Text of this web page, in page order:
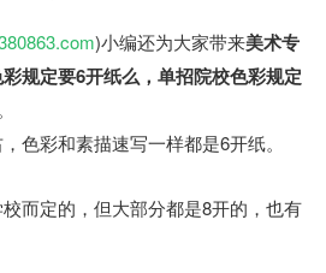
)小编还为大家带来美术专
规定要6开纸么，单招院校色彩规定
色彩和素描速写一样都是6开纸。
而定的，但大部分都是8开的，也有